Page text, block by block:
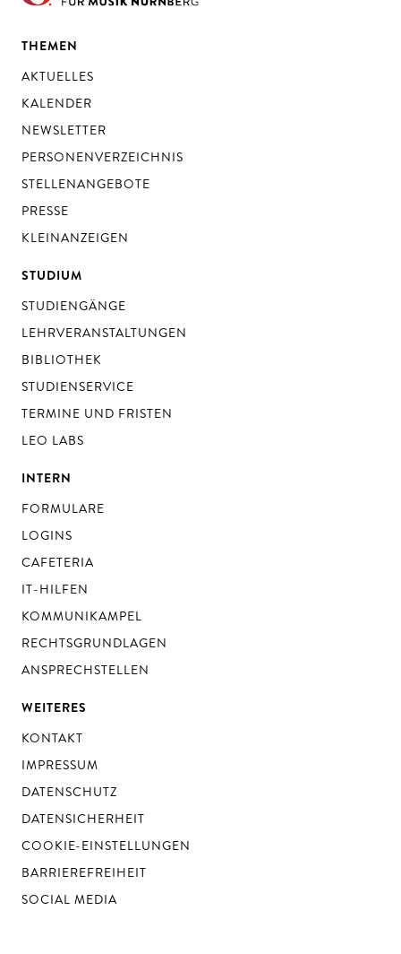
THEMEN
AKTUELLES
KALENDER
NEWSLETTER
PERSONENVERZEICHNIS
STELLENANGEBOTE
PRESSE
KLEINANZEIGEN
STUDIUM
STUDIENGÄNGE
LEHRVERANSTALTUNGEN
BIBLIOTHEK
STUDIENSERVICE
TERMINE UND FRISTEN
LEO LABS
INTERN
FORMULARE
LOGINS
CAFETERIA
IT-HILFEN
KOMMUNIKAMPEL
RECHTSGRUNDLAGEN
ANSPRECHSTELLEN
WEITERES
KONTAKT
IMPRESSUM
DATENSCHUTZ
DATENSICHERHEIT
COOKIE-EINSTELLUNGEN
BARRIEREFREIHEIT
SOCIAL MEDIA